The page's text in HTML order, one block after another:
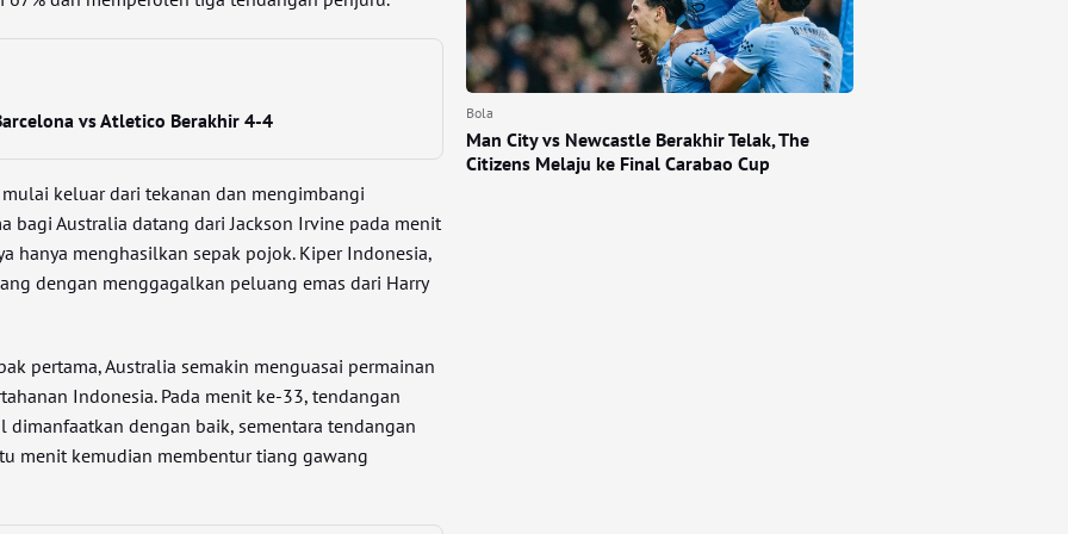
vs Atletico Berakhir 4-4
keluar dari tekanan dan mengimbangi
bagi Australia datang dari Jackson Irvine pada menit
hanya menghasilkan sepak pojok. Kiper Indonesia,
dengan menggagalkan peluang emas dari Harry
pertama, Australia semakin menguasai permainan
Indonesia. Pada menit ke-33, tendangan
dimanfaatkan dengan baik, sementara tendangan
menit kemudian membentur tiang gawang
Bola
Man City vs Newcastle Berakhir Telak, The
Citizens Melaju ke Final Carabao Cup